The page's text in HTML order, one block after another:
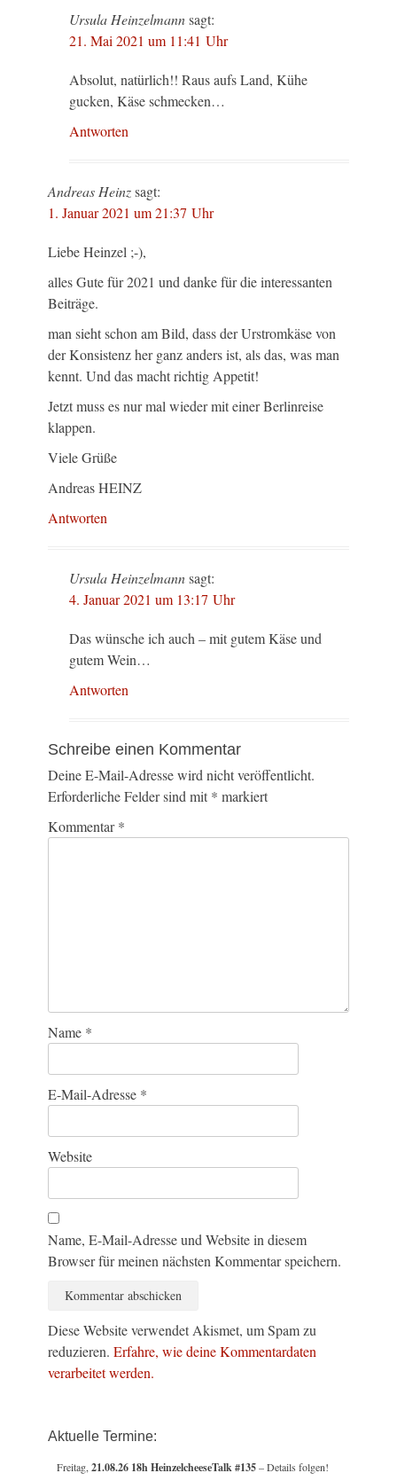
Ursula Heinzelmannsagt:
21. Mai 2021 um 11:41 Uhr
Absolut, natürlich!! Raus aufs Land, Kühe
gucken, Käse schmecken…
Antworten
Andreas Heinzsagt:
1. Januar 2021 um 21:37 Uhr
Liebe Heinzel ;-),
alles Gute für 2021 und danke für die interessanten
Beiträge.
man sieht schon am Bild, dass der Urstromkäse von
der Konsistenz her ganz anders ist, als das, was man
kennt. Und das macht richtig Appetit!
Jetzt muss es nur mal wieder mit einer Berlinreise
klappen.
Viele Grüße
Andreas HEINZ
Antworten
Ursula Heinzelmannsagt:
4. Januar 2021 um 13:17 Uhr
Das wünsche ich auch – mit gutem Käse und
gutem Wein…
Antworten
Schreibe einen Kommentar
Deine E-Mail-Adresse wird nicht veröffentlicht.
Erforderliche Felder sind mit * markiert
Kommentar*
Name *
E-Mail-Adresse *
Website
Name, E-Mail-Adresse und Website in diesem
Browser für meinen nächsten Kommentar speichern.
Diese Website verwendet Akismet, um Spam zu
reduzieren. Erfahre, wie deine Kommentardaten
verarbeitet werden.
Aktuelle Termine:
Freitag, 21.08.26 18h HeinzelcheeseTalk #135– Details folgen!